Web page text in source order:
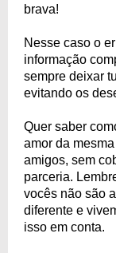
brava!
Nesse caso o
informação
sempre deixar
evitando os
Quer saber
amor da
amigos, sem
parceria.
vocês não são
diferente e
isso em conta.